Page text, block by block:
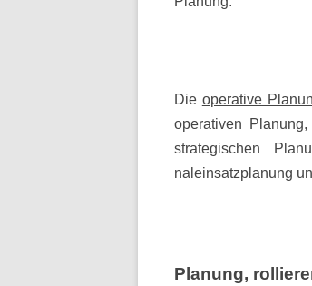
Die operative
operativen
strategischen
naleinsatzplanung
Planung,